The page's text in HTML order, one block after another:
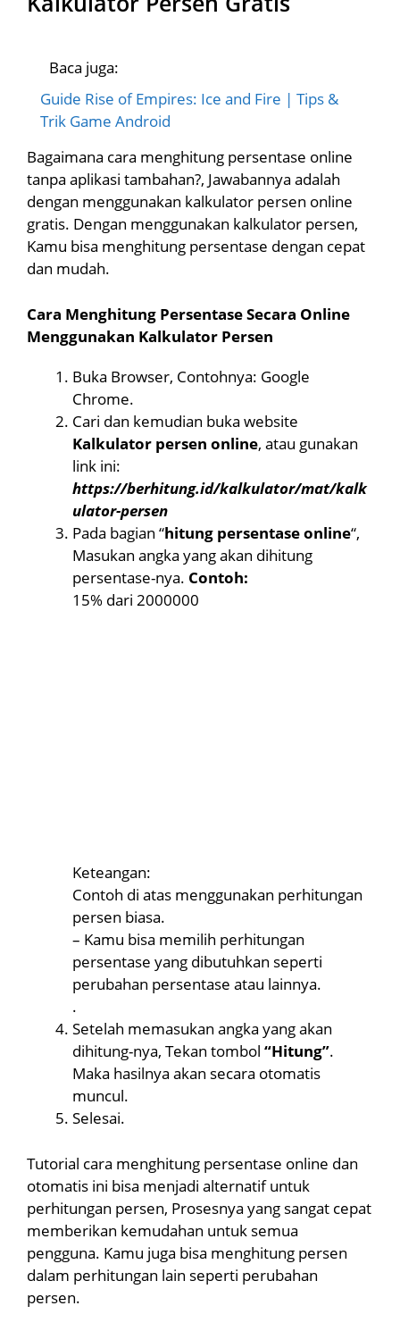
Baca juga:
Guide Rise of Empires: Ice and Fire | Tips &
Trik Game Android
Bagaimana cara menghitung persentase online
tanpa aplikasi tambahan?, Jawabannya adalah
dengan menggunakan kalkulator persen online
gratis. Dengan menggunakan kalkulator persen,
Kamu bisa menghitung persentase dengan cepat
dan mudah.
Cara Menghitung Persentase Secara Online
Menggunakan Kalkulator Persen
Buka Browser, Contohnya: Google
Chrome.
Cari dan kemudian buka website
Kalkulator persen online, atau gunakan
link ini:
https://berhitung.id/kalkulator/mat/kalk
ulator-persen
Pada bagian “hitung persentase online“,
Masukan angka yang akan dihitung
persentase-nya. Contoh:
15% dari 2000000
Keteangan:
Contoh di atas menggunakan perhitungan
persen biasa.
– Kamu bisa memilih perhitungan
persentase yang dibutuhkan seperti
perubahan persentase atau lainnya.
.
Setelah memasukan angka yang akan
dihitung-nya, Tekan tombol “Hitung”.
Maka hasilnya akan secara otomatis
muncul.
Selesai.
Tutorial cara menghitung persentase online dan
otomatis ini bisa menjadi alternatif untuk
perhitungan persen, Prosesnya yang sangat cepat
memberikan kemudahan untuk semua
pengguna. Kamu juga bisa menghitung persen
dalam perhitungan lain seperti perubahan
persen.